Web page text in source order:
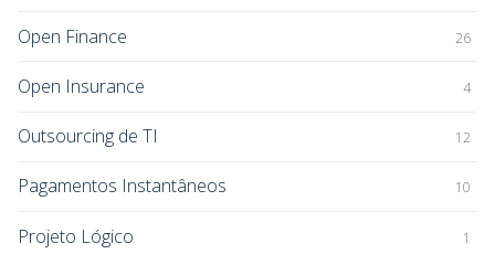
Open Finance 26
Open Insurance 4
Outsourcing de TI 12
Pagamentos Instantâneos 10
Projeto Lógico 1